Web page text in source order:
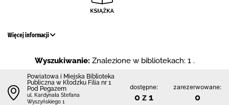
Więcej informacji
Wyszukiwanie: Znalezione w bibliotekach: 1 .
Powiatowa i Miejska Biblioteka
Publiczna w Kłodzku Filia nr 1
Pod Pegazem
ul. Kardynała Stefana
Wyszyńskiego 1
dostępne:
0 z 1
zarezerwowane:
0